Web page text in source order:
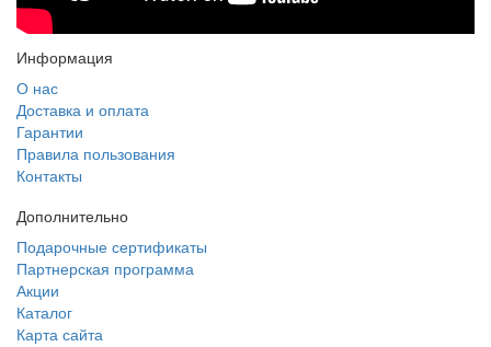
Информация
О нас
Доставка и оплата
Гарантии
Правила пользования
Контакты
Дополнительно
Подарочные сертификаты
Партнерская программа
Акции
Каталог
Карта сайта